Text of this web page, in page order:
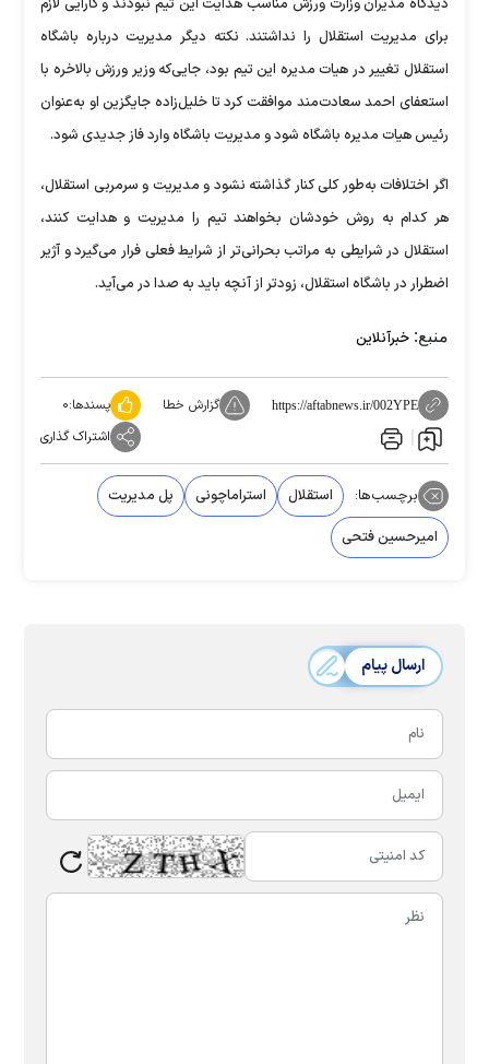
دیدگاه مدیران وزارت ورزش مناسب هدایت این تیم نبودند و کارآیی لازم
برای مدیریت استقلال را نداشتند. نکته دیگر مدیریت درباره باشگاه
استقلال تغییر در هیات مدیره این تیم بود، جایی‌که وزیر ورزش بالاخره با
استعفای احمد سعادت‌مند موافقت کرد تا خلیل‌زاده جایگزین او به‌عنوان
رئیس هیات مدیره باشگاه شود و مدیریت باشگاه وارد فاز جدیدی شود.
اگر اختلافات به‌طور کلی کنار گذاشته نشود و مدیریت و سرمربی استقلال،
هر کدام به روش خودشان بخواهند تیم را مدیریت و هدایت کنند،
استقلال در شرایطی به مراتب بحرانی‌تر از شرایط فعلی فرار می‌گیرد و آژیر
اضطرار در باشگاه استقلال، زودتر از آنچه باید به صدا در می‌آید.
منبع: خبرآنلاین
https://aftabnews.ir/002YPE گزارش خطا پسندها:۰
اشتراک گذاری
برچسب‌ها: استقلال استراماچونی
پل مدیریت
امیرحسین فتحی
ارسال پیام